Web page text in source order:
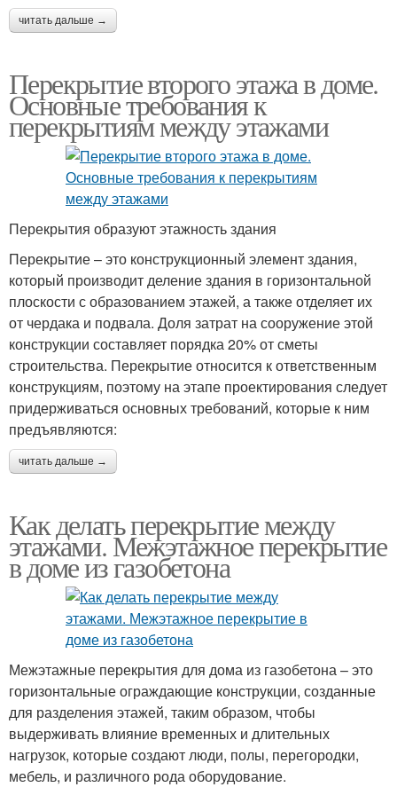
читать дальше →
Перекрытие второго этажа в доме.
Основные требования к
перекрытиям между этажами
Перекрытия образуют этажность здания
Перекрытие – это конструкционный элемент здания,
который производит деление здания в горизонтальной
плоскости с образованием этажей, а также отделяет их
от чердака и подвала. Доля затрат на сооружение этой
конструкции составляет порядка 20% от сметы
строительства. Перекрытие относится к ответственным
конструкциям, поэтому на этапе проектирования следует
придерживаться основных требований, которые к ним
предъявляются:
читать дальше →
Как делать перекрытие между
этажами. Межэтажное перекрытие
в доме из газобетона
Межэтажные перекрытия для дома из газобетона – это
горизонтальные ограждающие конструкции, созданные
для разделения этажей, таким образом, чтобы
выдерживать влияние временных и длительных
нагрузок, которые создают люди, полы, перегородки,
мебель, и различного рода оборудование.